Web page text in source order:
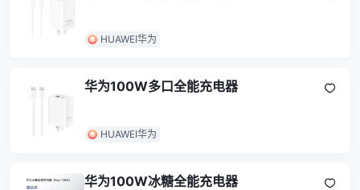
HUAWEI华为
华为100W多口全能充电器
HUAWEI华为
华为100W冰糖全能充电器